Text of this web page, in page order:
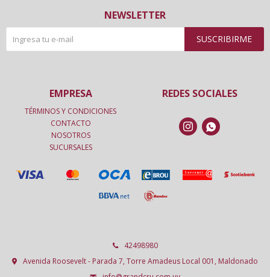
NEWSLETTER
SUSCRIBIRME
REDES SOCIALES
 
42498980
Avenida Roosevelt - Parada 7, Torre Amadeus Local 001, Maldonado
EMPRESA
TÉRMINOS Y CONDICIONES
CONTACTO
NOSOTROS
SUCURSALES